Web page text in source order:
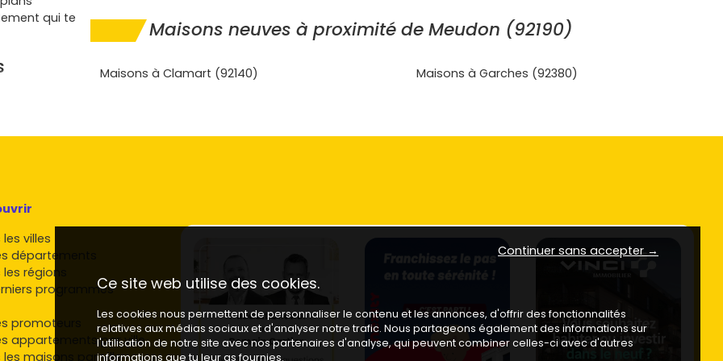
qui te
de
de
les écoles
Pour un
un
quartiers
parcs…
Maisons neuves à proximité de Meudon (92190)
Maisons à Clamart (92140) Maisons à Garches (92380)
villes
départements
régions
programmes
promoteurs
appartements par ville
les maisons par ville
Continuer sans accepter →
Ce site web utilise des cookies.
Les cookies nous permettent de personnaliser le contenu et les annonces, d'offrir des fonctionnalités
relatives aux médias sociaux et d'analyser notre trafic. Nous partageons également des informations sur
l'utilisation de notre site avec nos partenaires d'analyse, qui peuvent combiner celles-ci avec d'autres
informations que tu leur as fournies.